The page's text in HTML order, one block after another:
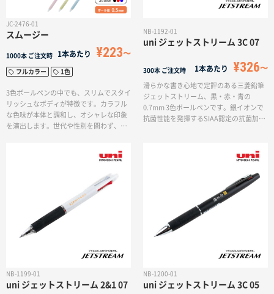
JC-2476-01
スムージー
1000本 ご注文時 1本あたり ¥223
フルカラー 1色
3色ボールペンの中でも、スリムでスタイ
リッシュなボディが特徴です。カラフル
な色味が本体と調和し、オシャレな印象
を演出します。世代や性別を問わず、ど
NB-1192-01
uni ジェットストリーム 3C 07
300本 ご注文時 1本あたり ¥326
滑らかな書き心地で定評のある三菱鉛筆
ジェットストリーム、黒・赤・青の
0.7mm 3色ボールペンです。銀イオンで
抗菌性能を発揮するSIAA認定の抗菌加工
開業、開院記念品として特にオススメで
NB-1199-01
uni ジェットストリーム 2&1 07
NB-1200-01
uni ジェットストリーム 3C 05